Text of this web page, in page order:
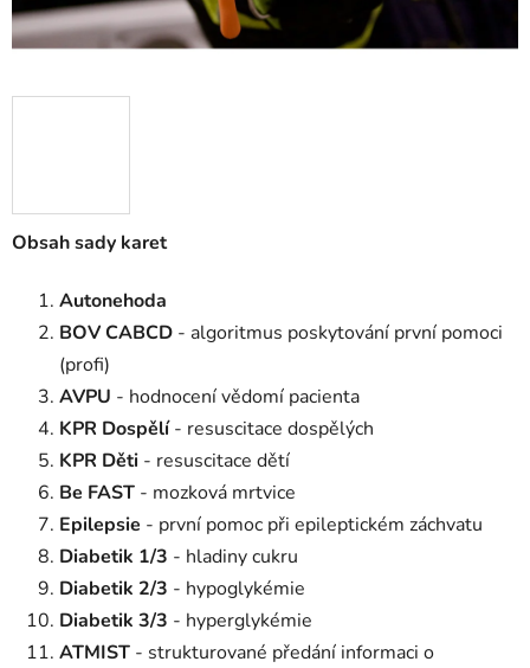
Obsah sady karet
Autonehoda
BOV CABCD - algoritmus poskytování první pomoci
(profi)
AVPU - hodnocení vědomí pacienta
KPR Dospělí - resuscitace dospělých
KPR Děti - resuscitace dětí
Be FAST - mozková mrtvice
Epilepsie - první pomoc při epileptickém záchvatu
Diabetik 1/3 - hladiny cukru
Diabetik 2/3 - hypoglykémie
Diabetik 3/3 - hyperglykémie
ATMIST - strukturované předání informaci o